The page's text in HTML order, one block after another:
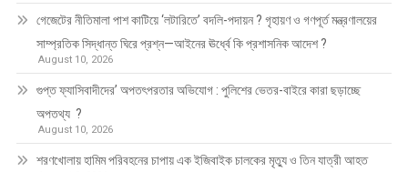
গেজেটের নীতিমালা পাশ কাটিয়ে ‘লটারিতে’ বদলি-পদায়ন ? গৃহায়ণ ও গণপূর্ত মন্ত্রণালয়ের
সাম্প্রতিক সিদ্ধান্ত ঘিরে প্রশ্ন—আইনের ঊর্ধ্বে কি প্রশাসনিক আদেশ ?
August 10, 2026
গুপ্ত ফ্যাসিবাদীদের’ অপতৎপরতার অভিযোগ : পুলিশের ভেতর-বাইরে কারা ছড়াচ্ছে
অপতথ্য ?
August 10, 2026
শরণখোলায় হামিম পরিবহনের চাপায় এক ইজিবাইক চালকের মৃত্যু ও তিন যাত্রী আহত